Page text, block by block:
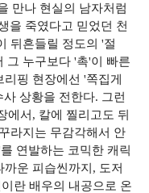
만나 현실의 남자처럼
을 죽였다고 믿었던 천
뒤흔들릴 정도의 '절
그 누구보다 '촉'이 빠른
핑 현장에선 '쪽집게
상황을 전한다. 그런
에서, 칼에 찔리고도 뒤
라지는 무감각해서 안
연발하는 코믹한 캐릭
운 피습씬까지, 도저
란 배우의 내공으로 온